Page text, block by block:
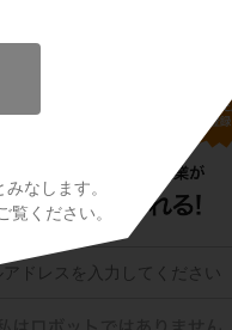
なします。
覧ください。